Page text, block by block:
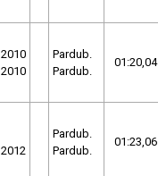
2010
2010
Pardub.
Pardub.
01:20,04
2012
Pardub.
Pardub.
01:23,06